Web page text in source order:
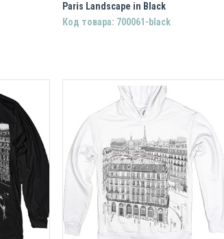
Paris Landscape in Black
Код товара: 700061-black